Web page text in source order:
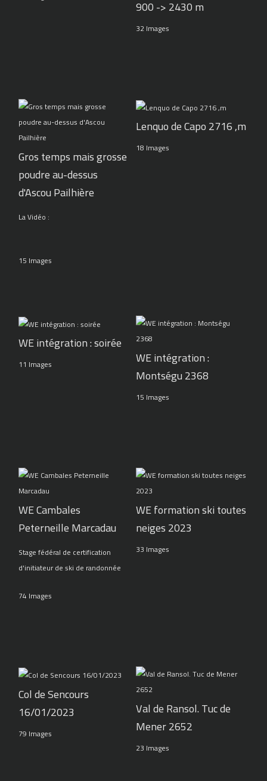
900 -> 2430 m
32 Images
Gros temps mais grosse
poudre au-dessus
d'Ascou Pailhière
La Vidéo :
15 Images
Lenquo de Capo 2716 ,m
18 Images
WE intégration : soirée
11 Images
WE intégration :
Montségu 2368
15 Images
WE Cambales
Peterneille Marcadau
Stage fédéral de certification
d'initiateur de ski de randonnée
74 Images
WE formation ski toutes
neiges 2023
33 Images
Col de Sencours
16/01/2023
79 Images
Val de Ransol. Tuc de
Mener 2652
23 Images